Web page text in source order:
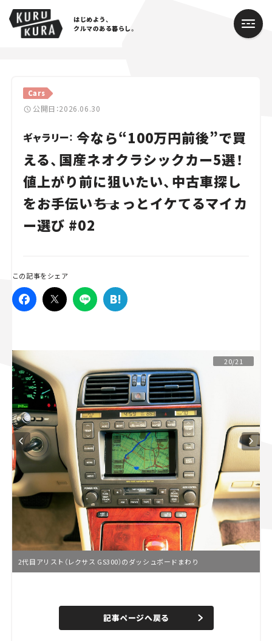
はじめよう、
クルマのある暮らし。
Cars
公開日：2026.06.30
ギャラリー： 今なら“100万円前後”で買
える、国産ネオクラシックカー5選！
値上がり前に狙いたい、中古車探し
をお手伝い――ちょっとイケてるマイカ
ー選び #02
この記事をシェア
20/21
2代目アリスト（レクサス GS300）のダッシュボードまわり
n
e
d
記事ページへ戻る
Cars
Lifestyle
Traffic
Special
Series
スズキ ジムニー｜Suzuki Jimny
マツダ｜Mazda
マツダ ロードスター｜Mazda Roadster